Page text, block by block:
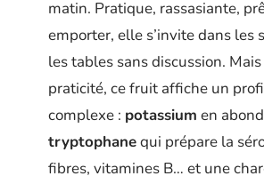
matin. Pratique, rassasiante,
emporter, elle s’invite dans les
les tables sans discussion.
praticité, ce fruit affiche un
complexe : potassium en
tryptophanequi prépare la
fibres, vitamines B… et une